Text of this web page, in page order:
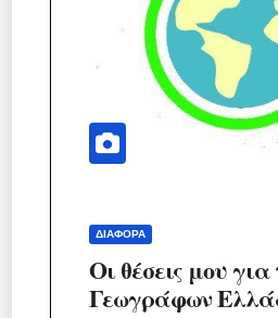
ΔΙΆΦΟΡΑ
Οι θέσεις μου
Γεωγράφων